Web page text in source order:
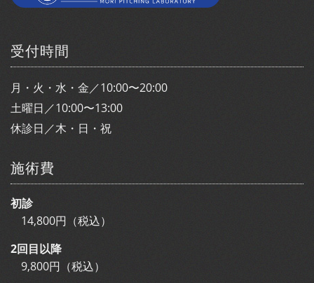
受付時間
月・火・水・金／10:00〜20:00
土曜日／10:00〜13:00
休診日／木・日・祝
施術費
初診
14,800円（税込）
2回目以降
9,800円（税込）